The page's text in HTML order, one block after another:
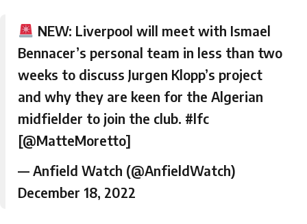
NEW: Liverpool will meet with Ismael
Bennacer’s personal team in less than two
weeks to discuss Jurgen Klopp’s project
and why they are keen for the Algerian
midfielder to join the club. #lfc
[@MatteMoretto]
— Anfield Watch (@AnfieldWatch)
December 18, 2022